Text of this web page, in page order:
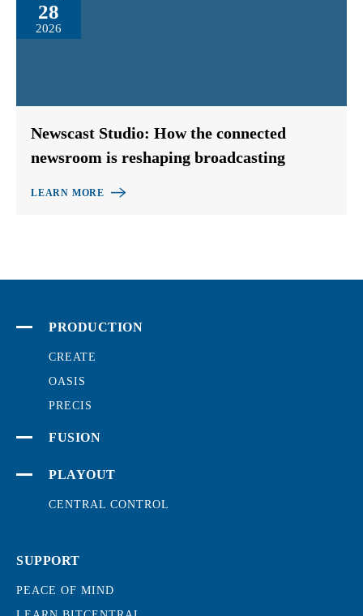
28
2026
Newscast Studio: How the connected
newsroom is reshaping broadcasting
LEARN MORE
PRODUCTION
CREATE
OASIS
PRECIS
FUSION
PLAYOUT
CENTRAL CONTROL
SUPPORT
PEACE OF MIND